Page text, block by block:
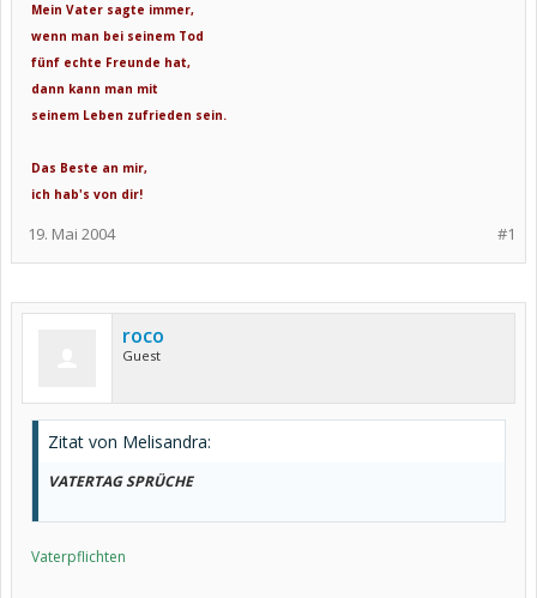
Mein Vater sagte immer,
wenn man bei seinem Tod
fünf echte Freunde hat,
dann kann man mit
seinem Leben zufrieden sein.
Das Beste an mir,
ich hab's von dir!
#1
19. Mai 2004
roco
Guest
Zitat von Melisandra:
VATERTAG SPRÜCHE
Vaterpflichten